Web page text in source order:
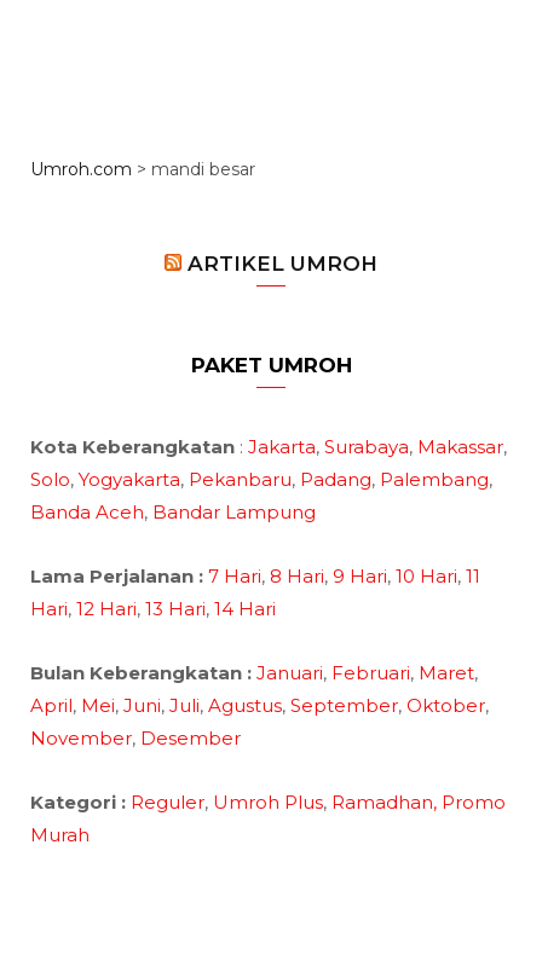
Umroh.com > mandi besar
ARTIKEL UMROH
PAKET UMROH
Kota Keberangkatan : Jakarta, Surabaya, Makassar,
Solo, Yogyakarta, Pekanbaru, Padang, Palembang,
Banda Aceh, Bandar Lampung
Lama Perjalanan : 7 Hari, 8 Hari, 9 Hari, 10 Hari, 11
Hari, 12 Hari, 13 Hari, 14 Hari
Bulan Keberangkatan : Januari, Februari, Maret,
April, Mei, Juni, Juli, Agustus, September, Oktober,
November, Desember
Kategori : Reguler, Umroh Plus, Ramadhan, Promo
Murah